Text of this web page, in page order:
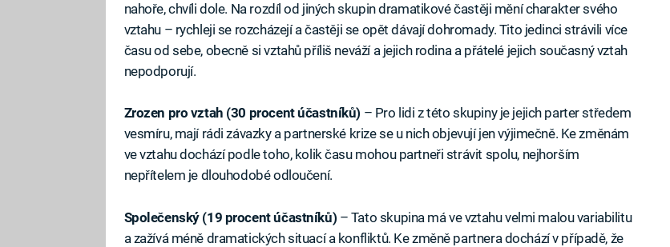
nahoře, chvíli dole. Na rozdíl od jiných skupin dramatikové častěji mění charakter svého
vztahu – rychleji se rozcházejí a častěji se opět dávají dohromady. Tito jedinci strávili více
času od sebe, obecně si vztahů příliš neváží a jejich rodina a přátelé jejich současný vztah
nepodporují.
Zrozen pro vztah (30 procent účastníků) – Pro lidi z této skupiny je jejich parter středem
vesmíru, mají rádi závazky a partnerské krize se u nich objevují jen výjimečně. Ke změnám
ve vztahu dochází podle toho, kolik času mohou partneři strávit spolu, nejhorším
nepřítelem je dlouhodobé odloučení.
Společenský (19 procent účastníků) – Tato skupina má ve vztahu velmi malou variabilitu
a zažívá méně dramatických situací a konfliktů. Ke změně partnera dochází v případě, že